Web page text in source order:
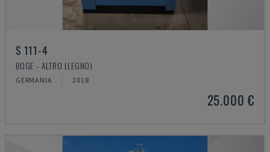
S 111-4
BOGE - ALTRO (LEGNO)
GERMANIA 2018
25.000 €